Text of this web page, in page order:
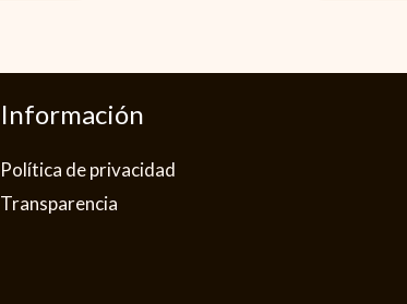
Información
Política de privacidad​
Transparencia